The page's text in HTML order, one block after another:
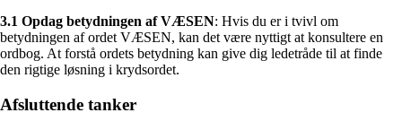
3.1 Opdag betydningen af VÆSEN: Hvis du er i tvivl om
betydningen af ordet VÆSEN, kan det være nyttigt at konsultere en
ordbog. At forstå ordets betydning kan give dig ledetråde til at finde
den rigtige løsning i krydsordet.
Afsluttende tanker